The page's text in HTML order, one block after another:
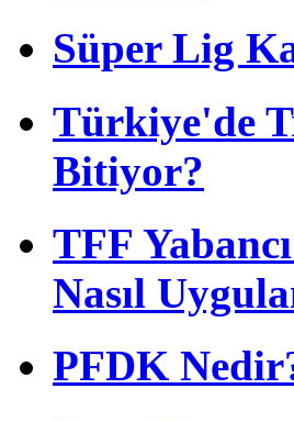
Süper Lig
Türkiye'de
Bitiyor?
TFF
Nasıl
PFDK